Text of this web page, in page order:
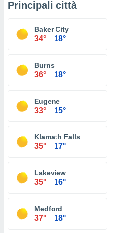
Principali città
Baker City
34° 18°
Burns
36° 18°
Eugene
33° 15°
Klamath Falls
35° 17°
Lakeview
35° 16°
Medford
37° 18°